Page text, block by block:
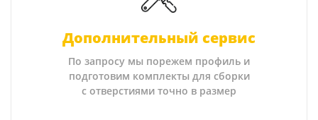
Дополнительный сервис
По запросу мы порежем профиль и
подготовим комплекты для сборки
с отверстиями точно в размер